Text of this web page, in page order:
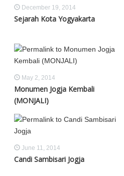
December 19, 2014
Sejarah Kota Yogyakarta
May 2, 2014
Monumen Jogja Kembali
(MONJALI)
June 11, 2014
Candi Sambisari Jogja